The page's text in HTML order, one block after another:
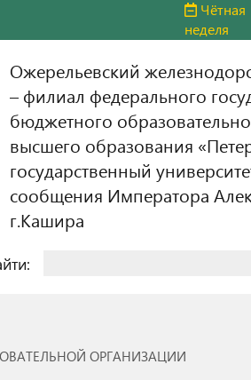
Чётная
неделя
Ожерельевский
– филиал федерального
бюджетного
высшего образования
государственный
сообщения Императора
г.Кашира
ОРГАНИЗАЦИИ